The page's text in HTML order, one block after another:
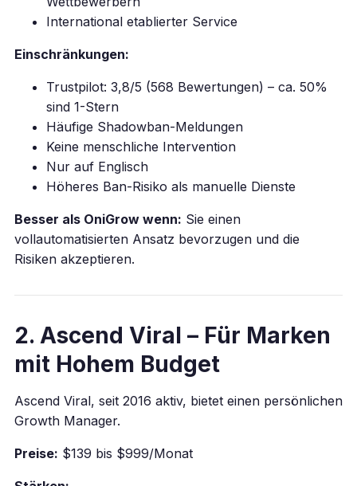
International etablierter Service
Einschränkungen:
Trustpilot: 3,8/5 (568 Bewertungen) – ca. 50%
sind 1-Stern
Häufige Shadowban-Meldungen
Keine menschliche Intervention
Nur auf Englisch
Höheres Ban-Risiko als manuelle Dienste
Besser als OniGrow wenn: Sie einen
vollautomatisierten Ansatz bevorzugen und die
Risiken akzeptieren.
2. Ascend Viral – Für Marken
mit Hohem Budget
Ascend Viral, seit 2016 aktiv, bietet einen persönlichen
Growth Manager.
Preise: $139 bis $999/Monat